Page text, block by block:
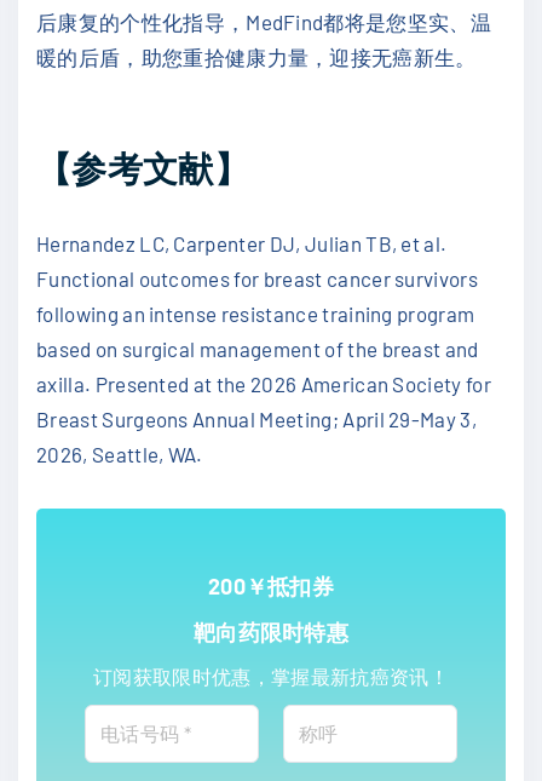
后康复的个性化指导，MedFind都将是您坚实、温
暖的后盾，助您重拾健康力量，迎接无癌新生。
【参考文献】
Hernandez LC, Carpenter DJ, Julian TB, et al.
Functional outcomes for breast cancer survivors
following an intense resistance training program
based on surgical management of the breast and
axilla. Presented at the 2026 American Society for
Breast Surgeons Annual Meeting; April 29-May 3,
2026, Seattle, WA.
200￥抵扣券
靶向药限时特惠
订阅获取限时优惠，掌握最新抗癌资讯！